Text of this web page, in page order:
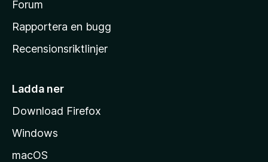
s
h
m
i
a
Forum
Rapportera en bugg
Recensionsriktlinjer
Ladda ner
Download Firefox
Windows
macOS